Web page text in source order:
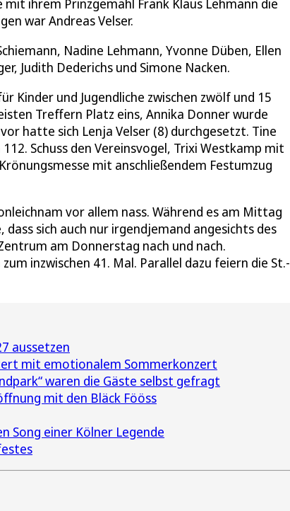
mit ihrem Prinzgemahl Frank Klaus Lehmann die
war Andreas Velser.
Nadine Lehmann, Yvonne Düben, Ellen
Judith Dederichs und Simone Nacken.
Kinder und Jugendliche zwischen zwölf und 15
Treffern Platz eins, Annika Donner wurde
hatte sich Lenja Velser (8) durchgesetzt. Tine
Schuss den Vereinsvogel, Trixi Westkamp mit
mit anschließendem Festumzug
vor allem nass. Während es am Mittag
sich auch nur irgendjemand angesichts des
am Donnerstag nach und nach.
inzwischen 41. Mal. Parallel dazu feiern die St.-
aussetzen
mit emotionalem Sommerkonzert
waren die Gäste selbst gefragt
mit den Bläck Fööss
Song einer Kölner Legende